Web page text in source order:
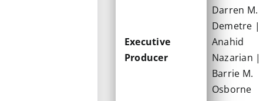
Executive
Producer
Darren M.
Demetre |
Anahid
Nazarian |
Barrie M.
Osborne